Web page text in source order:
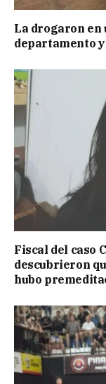
La drogaron en
departamento
Fiscal del caso
descubrieron
hubo